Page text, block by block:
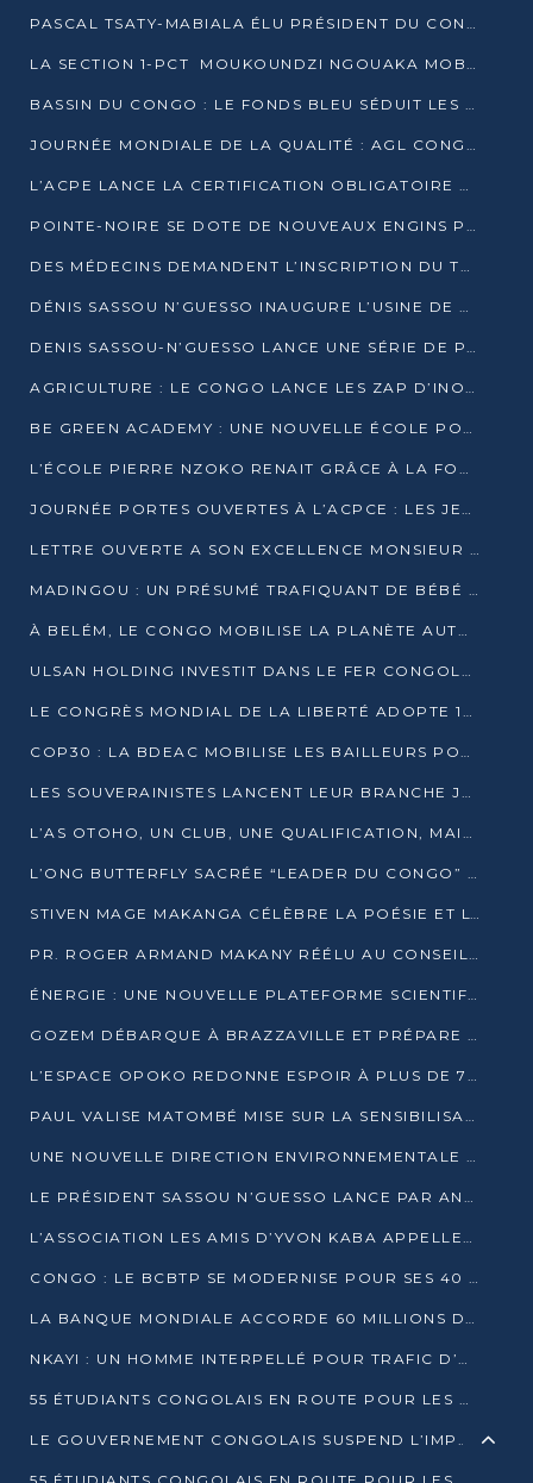
PASCAL TSATY-MABIALA ÉLU PRÉSIDENT DU CONSEIL NATIONAL DE L’UPADS
LA SECTION 1-PCT MOUKOUNDZI NGOUAKA MOBILISE 100 000 FCFA POUR LE 6ᵉ CONGRÈS DU PARTI
BASSIN DU CONGO : LE FONDS BLEU SÉDUIT LES BAILLEURS À BELÉM
JOURNÉE MONDIALE DE LA QUALITÉ : AGL CONGO FORME ET SENSIBILISE LES JEUNES TALENTS
L’ACPE LANCE LA CERTIFICATION OBLIGATOIRE DES CONTRATS DE TRAVAIL DES TRANSPORTEURS
POINTE-NOIRE SE DOTE DE NOUVEAUX ENGINS POUR L’ASSAINISSEMENT ET L’ENTRETIEN ROUTIER
DES MÉDECINS DEMANDENT L’INSCRIPTION DU TRAITEMENT DU PIED-BOT DANS LES CURSUS UNIVERSITAIRES
DÉNIS SASSOU N’GUESSO INAUGURE L’USINE DE VALORISATION DU GAZ ASSOCIÉ
DENIS SASSOU-N’GUESSO LANCE UNE SÉRIE DE PROJETS DANS LE KOUILOU
AGRICULTURE : LE CONGO LANCE LES ZAP D’INONI ET YONO
BE GREEN ACADEMY : UNE NOUVELLE ÉCOLE POUR LES MÉTIERS DE L’ÉCOLOGIE À POINTE-NOIRE
L’ÉCOLE PIERRE NZOKO RENAIT GRÂCE À LA FONDATION MUCODEC
JOURNÉE PORTES OUVERTES À L’ACPCE : LES JEUNES EN IMMERSION DANS L’ENTREPRISE
LETTRE OUVERTE A SON EXCELLENCE MONSIEUR DENIS SASSOU NGUESSO, PRESIDENT DE LAREPUBLIQUE DU CONGO
MADINGOU : UN PRÉSUMÉ TRAFIQUANT DE BÉBÉ CHIMPANZÉ FIXÉ SUR SON SORT LE 20 NOVEMBRE
À BELÉM, LE CONGO MOBILISE LA PLANÈTE AUTOUR DU FONDS BLEU POUR LE BASSIN DU CONGO
ULSAN HOLDING INVESTIT DANS LE FER CONGOLAIS
LE CONGRÈS MONDIAL DE LA LIBERTÉ ADOPTE 14 RÉSOLUTIONS HISTORIQUES
COP30 : LA BDEAC MOBILISE LES BAILLEURS POUR LE FONDS BLEU DU BASSIN DU CONGO
LES SOUVERAINISTES LANCENT LEUR BRANCHE JEUNE À BRAZZAVILLE
L’AS OTOHO, UN CLUB, UNE QUALIFICATION, MAIS ENCORE DES DOUTES
L’ONG BUTTERFLY SACRÉE “LEADER DU CONGO” AU PRIX D’EXCELLENCE 2025
STIVEN MAGE MAKANGA CÉLÈBRE LA POÉSIE ET L’HUMAIN AVEC SON RECUEIL “HECTARE”
PR. ROGER ARMAND MAKANY RÉÉLU AU CONSEIL DE L’AUF
ÉNERGIE : UNE NOUVELLE PLATEFORME SCIENTIFIQUE POUR LA TRANSITION ÉNERGÉTIQUE EN AFRIQUE CENTRALE
GOZEM DÉBARQUE À BRAZZAVILLE ET PRÉPARE SON ARRIVÉE À POINTE-NOIRE
L’ESPACE OPOKO REDONNE ESPOIR À PLUS DE 775 ÉLÈVES AUTOCHTONES DANS LE NORD DU CONGO
PAUL VALISE MATOMBÉ MISE SUR LA SENSIBILISATION POUR ÉRAQUER LE GRAND BANDITISME
UNE NOUVELLE DIRECTION ENVIRONNEMENTALE POUR RENFORCER LA GESTION DES DONNÉES AU CONGO
LE PRÉSIDENT SASSOU N’GUESSO LANCE PAR ANTICIPATION LA 39ÈME JOURNÉE NATIONALE DE L’ARBRE
L’ASSOCIATION LES AMIS D’YVON KABA APPELLENT DENIS SASSOU N’GUESSO À SE PORTER CANDIDAT
CONGO : LE BCBTP SE MODERNISE POUR SES 40 ANS D’EXISTENCE
LA BANQUE MONDIALE ACCORDE 60 MILLIONS DE DOLLARS POUR LA RÉSILIENCE URBAINE AU CONGO
NKAYI : UN HOMME INTERPELLÉ POUR TRAFIC D’UN BÉBÉ CHIMPANZÉ
55 ÉTUDIANTS CONGOLAIS EN ROUTE POUR LES UNIVERSITÉS ALGÉRIENNES
LE GOUVERNEMENT CONGOLAIS SUSPEND L’IMPORTATION DES MACHETTES ET DES MOTOS